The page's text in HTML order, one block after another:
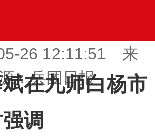
26 12:11:51 来
：兵团日报
九师白杨市
调